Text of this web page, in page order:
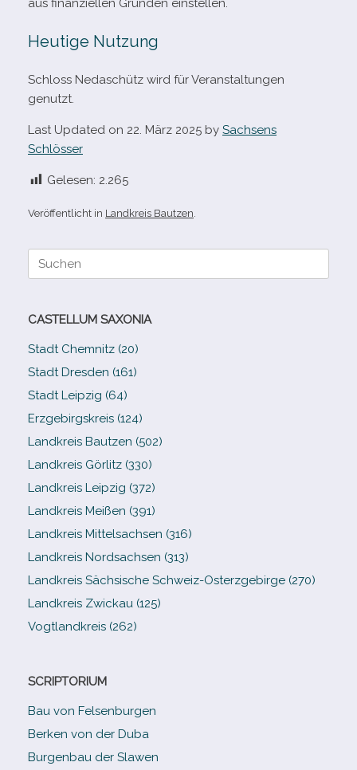
aus finan­zi­el­len Gründen einstellen.
Heutige Nutzung
Schloss Nedaschütz wird für Veranstaltungen
genutzt.
Last Updated on 22. März 2025 by Sachsens
Schlösser
Gelesen: 2.265
Veröffentlicht in Landkreis Bautzen
Suche
CASTELLUM SAXONIA
Stadt Chemnitz (20)
Stadt Dresden (161)
Stadt Leipzig (64)
Erzgebirgskreis (124)
Landkreis Bautzen (502)
Landkreis Görlitz (330)
Landkreis Leipzig (372)
Landkreis Meißen (391)
Landkreis Mittelsachsen (316)
Landkreis Nordsachsen (313)
Landkreis Sächsische Schweiz-​Osterzgebirge (270)
Landkreis Zwickau (125)
Vogtlandkreis (262)
SCRIPTORIUM
Bau von Felsenburgen
Berken von der Duba
Burgenbau der Slawen